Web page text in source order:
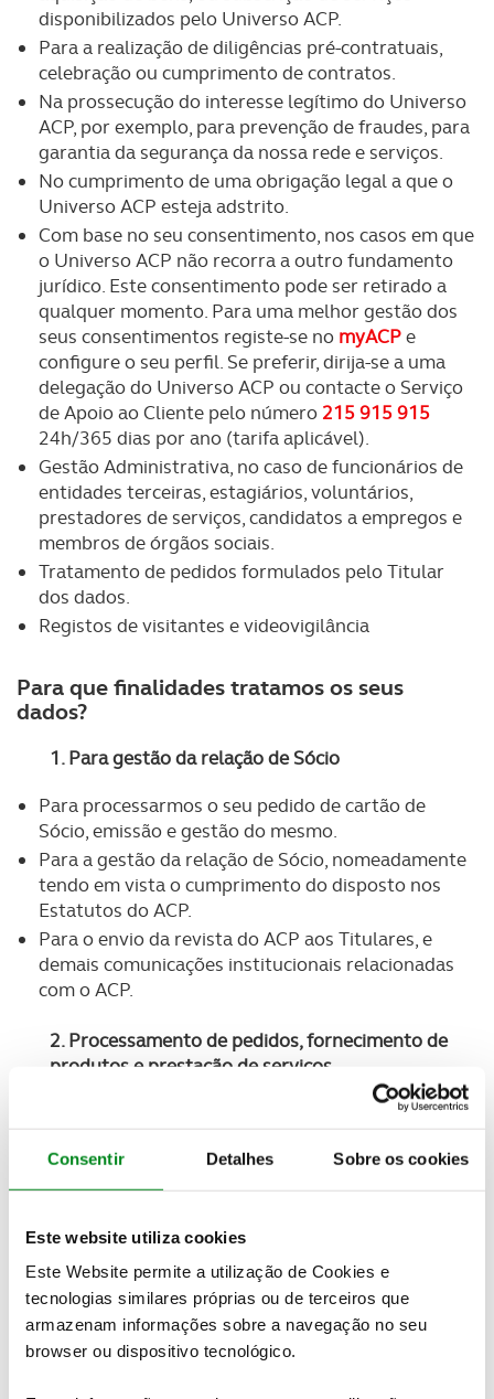
Consentir Detalhes Sobre os cookies
Este website utiliza cookies
Este Website permite a utilização de Cookies e
tecnologias similares próprias ou de terceiros que
armazenam informações sobre a navegação no seu
browser ou dispositivo tecnológico.
disponibilizados pelo Universo ACP.
Para a realização de diligências pré-contratuais,
celebração ou cumprimento de contratos.
Na prossecução do interesse legítimo do Universo
ACP, por exemplo, para prevenção de fraudes, para
garantia da segurança da nossa rede e serviços.
No cumprimento de uma obrigação legal a que o
Universo ACP esteja adstrito.
Com base no seu consentimento, nos casos em que
o Universo ACP não recorra a outro fundamento
jurídico. Este consentimento pode ser retirado a
qualquer momento. Para uma melhor gestão dos
seus consentimentos registe-se no myACPe
configure o seu perfil. Se preferir, dirija-se a uma
delegação do Universo ACP ou contacte o Serviço
de Apoio ao Cliente pelo número 215 915 915
24h/365 dias por ano (tarifa aplicável).
Gestão Administrativa, no caso de funcionários de
entidades terceiras, estagiários, voluntários,
prestadores de serviços, candidatos a empregos e
membros de órgãos sociais.
Tratamento de pedidos formulados pelo Titular
dos dados.
Registos de visitantes e videovigilância
Para que finalidades tratamos os seus
dados?
1. Para gestão da relação de Sócio
Para processarmos o seu pedido de cartão de
Sócio, emissão e gestão do mesmo.
Para a gestão da relação de Sócio, nomeadamente
tendo em vista o cumprimento do disposto nos
Estatutos do ACP.
Para o envio da revista do ACP aos Titulares, e
demais comunicações institucionais relacionadas
com o ACP.
2. Processamento de pedidos, fornecimento de
produtos e prestação de serviços
Para processarmos e fornecermos os seus pedidos
sejam estes fornecidos pelas entidades do
Universo ACP, ou através da rede de parceiros do
tratamento das suas encomendas ou pedidos.
Para a organização, pelas áreas funcionais do
Universo ACP, de eventos destinados aos Titulares,
e divulgação de notícias e fotos desses mesmos
eventos.